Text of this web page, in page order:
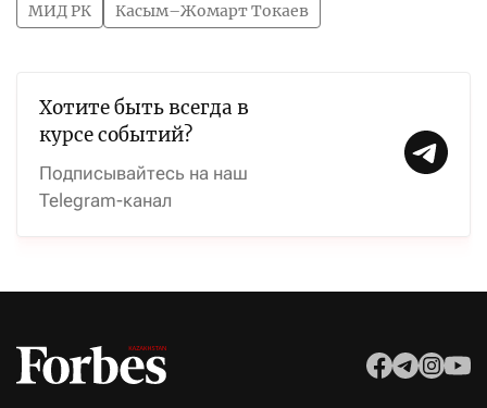
МИД РК Касым–Жомарт Токаев
Хотите быть всегда в
курсе событий?
Подписывайтесь на наш
Telegram-канал